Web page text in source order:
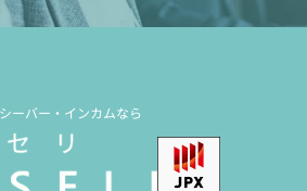
ーバー・インカムなら